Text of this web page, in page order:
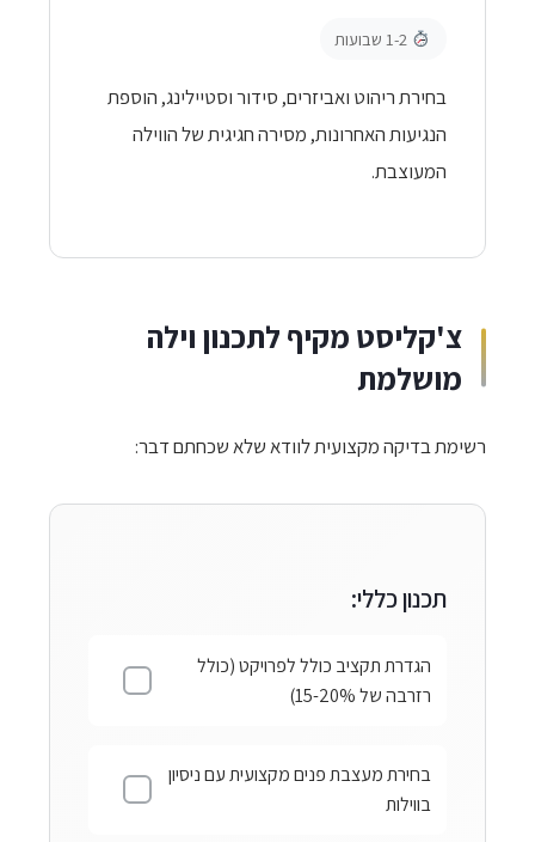
בחירת ריהוט ואביזרים, סידור וסטיילינג, הוספת
הנגיעות האחרונות, מסירה חגיגית של הווילה
המעוצבת.
צ'קליסט מקיף לתכנון וילה
מושלמת
רשימת בדיקה מקצועית לוודא שלא שכחתם דבר:
תכנון כללי:
הגדרת תקציב כולל לפרויקט (כולל
רזרבה של 15-20%)
בחירת מעצבת פנים מקצועית עם ניסיון
בווילות